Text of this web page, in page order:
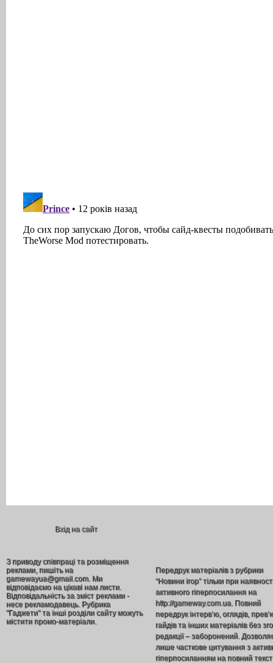
Вхід на сайт
З приводу співпраці та розміщення
реклами, пишіть на
gamewayua@gmail.com. Ми
відповідаємо на цікаві нам листи.
Відповідальність за зміст реклами -
несе рекламодавець. Рубрика
"Гаджети" та інші розділи сайту можуть
містити промо-матеріали.
Передрук матеріалів з рубрики
“Новини ігор” тільки при
активного гіперпосилання на
http://gameway.com.ua. Повний
передрук інтерв’ю, оглядів,
гайдів та інших матеріалів без
редакції – заборонений.
лише часткове цитування з
гіперпосиланням на повний текст